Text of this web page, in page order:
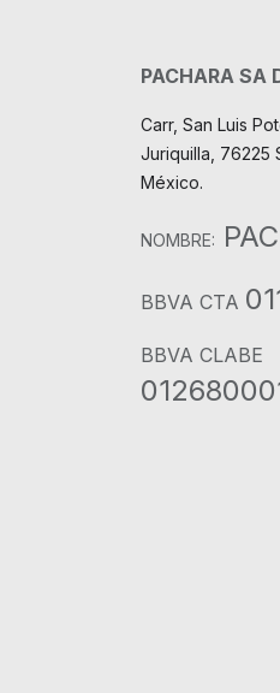
PACHARA SA
Carr, San Luis
Juriquilla, 76225
México.
NOMBRE:
BBVA CTA
BBVA CLABE